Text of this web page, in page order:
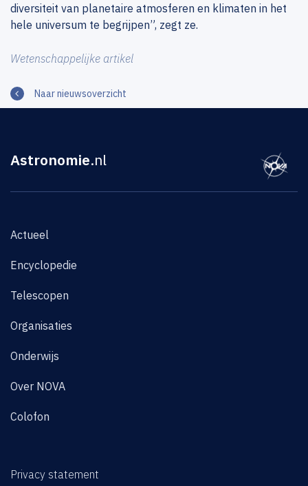
diversiteit van planetaire atmosferen en klimaten in het
hele universum te begrijpen”, zegt ze.
Wetenschappelijke artikel
Naar nieuwsoverzicht
Astronomie.nl
Actueel
Encyclopedie
Telescopen
Organisaties
Onderwijs
Over NOVA
Colofon
Privacy statement